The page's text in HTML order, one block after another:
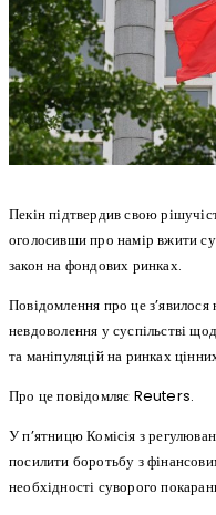
Пекін підтвердив свою
оголосивши про намір вжити
закон на фондових ринках.
Повідомлення про це
невдоволення у суспільстві
та маніпуляцій на ринках
Про це повідомляє Reuters.
У п’ятницю Комісія з
посилити боротьбу з
необхідності суворого